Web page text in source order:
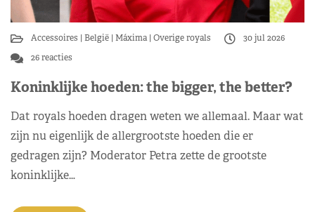
Accessoires België Máxima Overige royals
30 jul 2026
26 reacties
Koninklijke hoeden: the bigger, the better?
Dat royals hoeden dragen weten we allemaal. Maar wat
zijn nu eigenlijk de allergrootste hoeden die er
gedragen zijn? Moderator Petra zette de grootste
koninklijke…